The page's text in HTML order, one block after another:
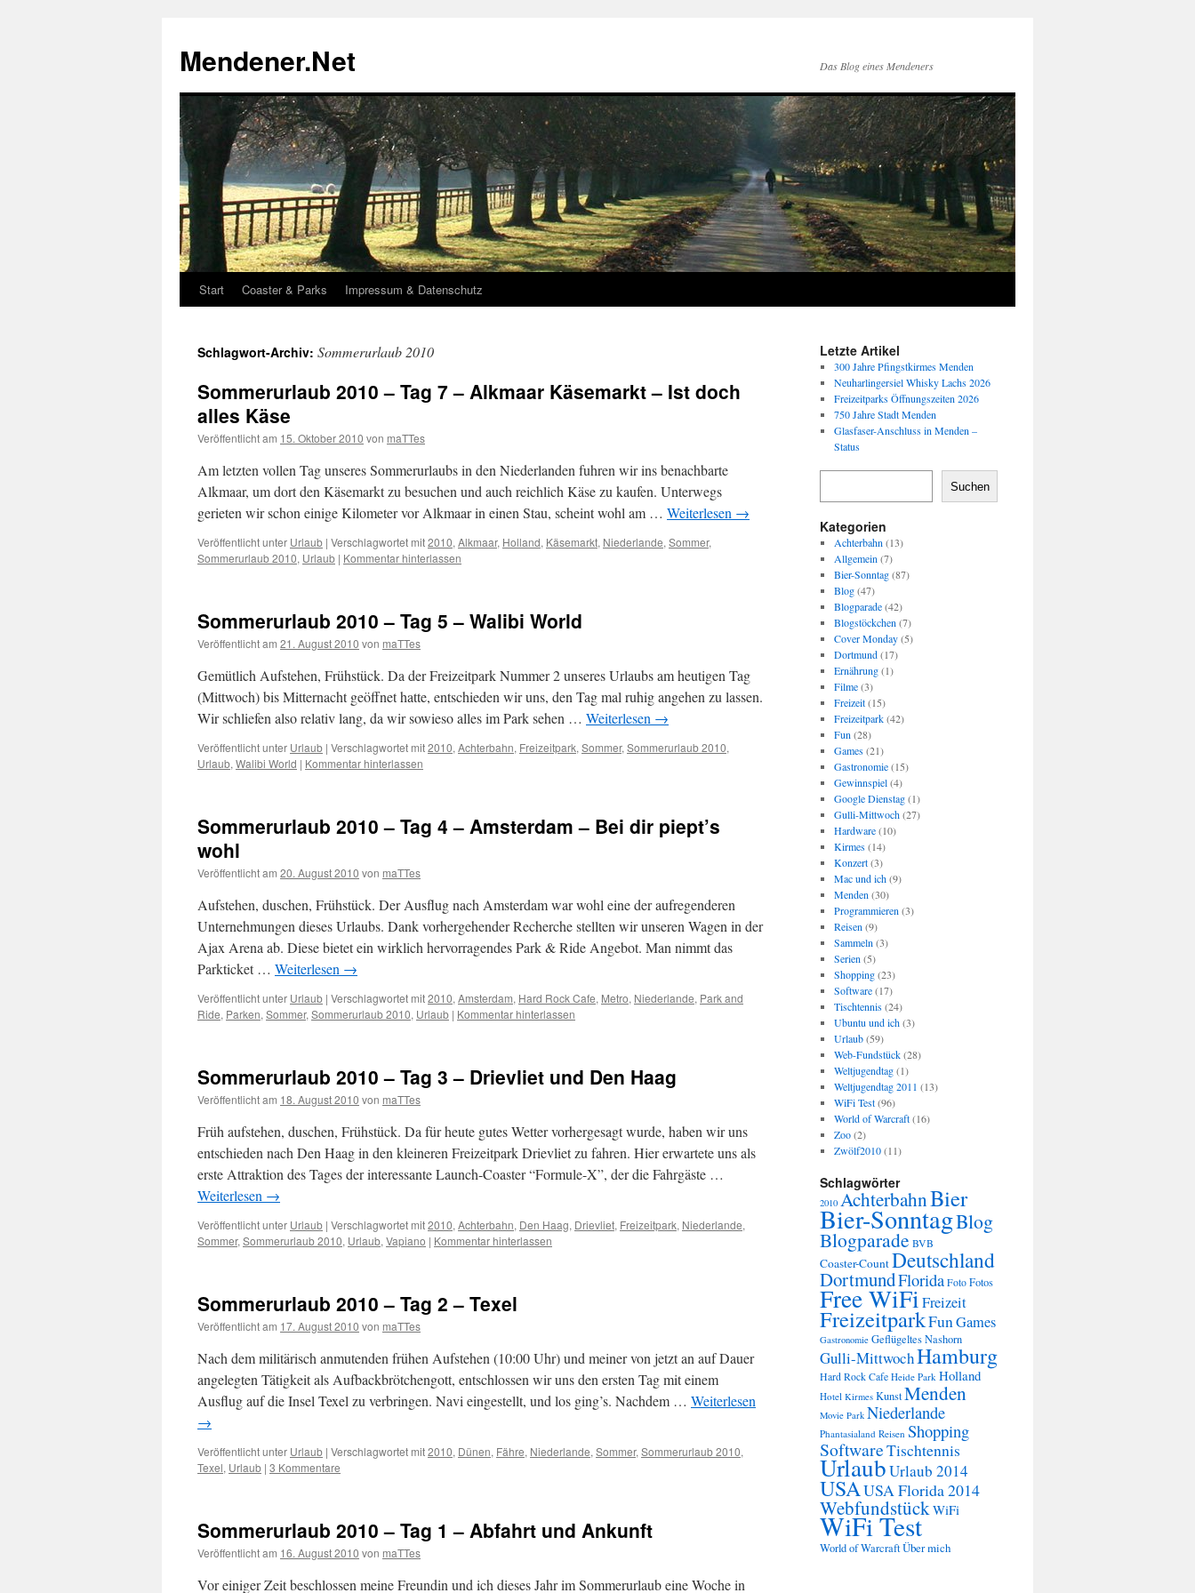
springen
Mendener.Net Das Blog eines Mendeners
Start Coaster & Parks Impressum & Datenschutz
Schlagwort-Archiv: Sommerurlaub 2010
Sommerurlaub 2010 – Tag 7 – Alkmaar Käsemarkt – Ist doch
alles Käse
Veröffentlicht am 15. Oktober 2010 von maTTes
Am letzten vollen Tag unseres Sommerurlaubs in den Niederlanden fuhren wir ins benachbarte
Alkmaar, um dort den Käsemarkt zu besuchen und auch reichlich Käse zu kaufen. Unterwegs
gerieten wir schon einige Kilometer vor Alkmaar in einen Stau, scheint wohl am … Weiterlesen →
Veröffentlicht unter Urlaub | Verschlagwortet mit2010, Alkmaar, Holland, Käsemarkt, Niederlande, Sommer,
Sommerurlaub 2010, Urlaub | Kommentar hinterlassen
Sommerurlaub 2010 – Tag 5 – Walibi World
Veröffentlicht am 21. August 2010 von maTTes
Gemütlich Aufstehen, Frühstück. Da der Freizeitpark Nummer 2 unseres Urlaubs am heutigen Tag
(Mittwoch) bis Mitternacht geöffnet hatte, entschieden wir uns, den Tag mal ruhig angehen zu lassen.
Wir schliefen also relativ lang, da wir sowieso alles im Park sehen … Weiterlesen →
Veröffentlicht unter Urlaub | Verschlagwortet mit2010, Achterbahn, Freizeitpark, Sommer, Sommerurlaub 2010,
Urlaub, Walibi World | Kommentar hinterlassen
Sommerurlaub 2010 – Tag 4 – Amsterdam – Bei dir piept’s
wohl
Veröffentlicht am 20. August 2010 von maTTes
Aufstehen, duschen, Frühstück. Der Ausflug nach Amsterdam war wohl eine der aufregenderen
Unternehmungen dieses Urlaubs. Dank vorhergehender Recherche stellten wir unseren Wagen in der
Ajax Arena ab. Diese bietet ein wirklich hervorragendes Park & Ride Angebot. Man nimmt das
Parkticket … Weiterlesen →
Veröffentlicht unter Urlaub | Verschlagwortet mit2010, Amsterdam, Hard Rock Cafe, Metro, Niederlande, Park and
Ride, Parken, Sommer, Sommerurlaub 2010, Urlaub | Kommentar hinterlassen
Sommerurlaub 2010 – Tag 3 – Drievliet und Den Haag
Veröffentlicht am 18. August 2010 von maTTes
Früh aufstehen, duschen, Frühstück. Da für heute gutes Wetter vorhergesagt wurde, haben wir uns
entschieden nach Den Haag in den kleineren Freizeitpark Drievliet zu fahren. Hier erwartete uns als
erste Attraktion des Tages der interessante Launch-Coaster “Formule-X”, der die Fahrgäste …
Weiterlesen →
Veröffentlicht unter Urlaub | Verschlagwortet mit2010, Achterbahn, Den Haag, Drievliet, Freizeitpark, Niederlande,
Sommer, Sommerurlaub 2010, Urlaub, Vapiano | Kommentar hinterlassen
Sommerurlaub 2010 – Tag 2 – Texel
Veröffentlicht am 17. August 2010 von maTTes
Nach dem militärisch anmutenden frühen Aufstehen (10:00 Uhr) und meiner von jetzt an auf Dauer
angelegten Tätigkeit als Aufbackbrötchengott, entschlossen wir uns den ersten Tag mit einem
Ausflug auf die Insel Texel zu verbringen. Navi eingestellt, und los ging’s. Nachdem … Weiterlesen
→
Veröffentlicht unter Urlaub | Verschlagwortet mit2010, Dünen, Fähre, Niederlande, Sommer, Sommerurlaub 2010,
Texel, Urlaub | 3 Kommentare
Sommerurlaub 2010 – Tag 1 – Abfahrt und Ankunft
Veröffentlicht am 16. August 2010 von maTTes
Vor einiger Zeit beschlossen meine Freundin und ich dieses Jahr im Sommerurlaub eine Woche in
Letzte Artikel
300 Jahre Pfingstkirmes Menden
Neuharlingersiel Whisky Lachs 2026
Freizeitparks Öffnungszeiten 2026
750 Jahre Stadt Menden
Glasfaser-Anschluss in Menden –
Status
Suchen
Kategorien
Achterbahn (13)
Allgemein (7)
Bier-Sonntag(87)
Blog(47)
Blogparade(42)
Blogstöckchen (7)
Cover Monday(5)
Dortmund(17)
Ernährung(1)
Filme(3)
Freizeit(15)
Freizeitpark(42)
Fun (28)
Games(21)
Gastronomie(15)
Gewinnspiel(4)
Google Dienstag(1)
Gulli-Mittwoch(27)
Hardware(10)
Kirmes(14)
Konzert(3)
Mac und ich(9)
Menden (30)
Programmieren (3)
Reisen (9)
Sammeln (3)
Serien (5)
Shopping(23)
Software(17)
Tischtennis(24)
Ubuntu und ich(3)
Urlaub(59)
Web-Fundstück(28)
Weltjugendtag(1)
Weltjugendtag 2011 (13)
WiFi Test(96)
World of Warcraft(16)
Zoo(2)
Zwölf2010(11)
Schlagwörter
2010 AchterbahnBier
Bier-SonntagBlog
Blogparade BVB
Coaster-CountDeutschland
DortmundFlorida Foto Fotos
Free WiFiFreizeit
FreizeitparkFunGames
Gastronomie Geflügeltes Nashorn
Gulli-MittwochHamburg
Hard Rock Cafe Heide Park Holland
Hotel Kirmes KunstMenden
Movie Park Niederlande
Phantasialand Reisen Shopping
SoftwareTischtennis
UrlaubUrlaub 2014
USAUSA Florida 2014
WebfundstückWiFi
WiFi Test
World of WarcraftÜber mich